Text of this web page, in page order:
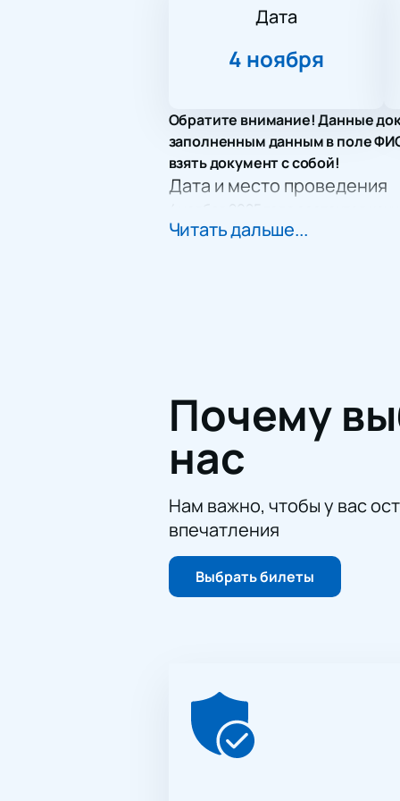
Дата
4 ноября
Обратите внимание! Данные
заполненным данным в поле
взять документ с собой!
Дата и место проведения
международном Доме музыки,
позволит выбрать наиболее
Выберите понравившиеся
Оплатите покупку онлайн.
Получите электронный билет
Не упустите возможность
Читать дальше...
Почему
нас
Нам важно, чтобы у вас
впечатления
Выбрать билеты